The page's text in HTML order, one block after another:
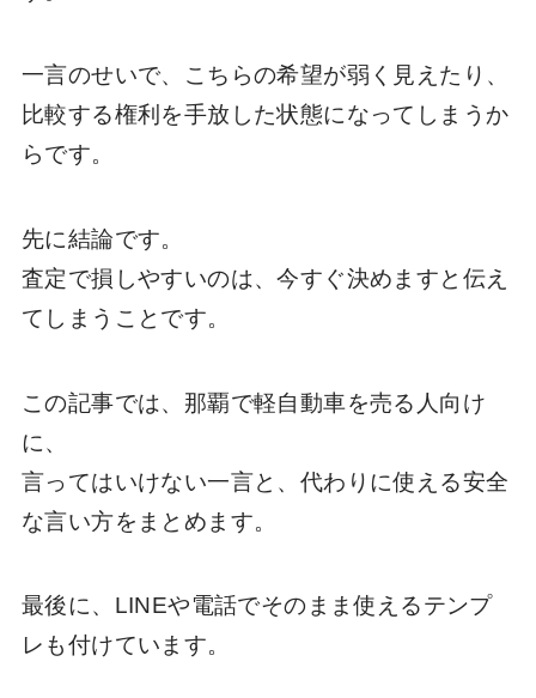
一言のせいで、こちらの希望が弱く見えたり、
比較する権利を手放した状態になってしまうか
らです。
先に結論です。
査定で損しやすいのは、今すぐ決めますと伝え
てしまうことです。
この記事では、那覇で軽自動車を売る人向け
に、
言ってはいけない一言と、代わりに使える安全
な言い方をまとめます。
最後に、LINEや電話でそのまま使えるテンプ
レも付けています。